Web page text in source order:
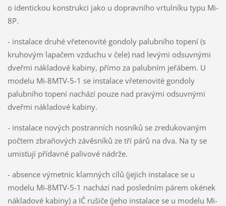
o identickou konstrukci jako u dopravního vrtulníku typu Mi-
8P.
- instalace druhé vřetenovité gondoly palubního topení (s
kruhovým lapačem vzduchu v čele) nad levými odsuvnými
dveřmi nákladové kabiny, přímo za palubním jeřábem. U
modelu Mi-8MTV-5-1 se instalace vřetenovité gondoly
palubního topení nachází pouze nad pravými odsuvnými
dveřmi nákladové kabiny.
- instalace nových postranních nosníků se zredukovaným
počtem zbraňových závěsníků ze tří párů na dva. Na ty se
umisťují přídavné palivové nádrže.
- absence výmetnic klamných cílů (jejich instalace se u
modelu Mi-8MTV-5-1 nachází nad posledním párem okének
nákladové kabiny) a IČ rušiče (jeho instalace se u modelu Mi-